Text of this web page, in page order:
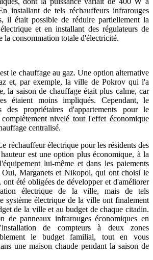
installant de tels réchauffeurs infrarouges
il était possible de réduire partiellement la
et en installant des régulateurs de
la consommation totale d'électricité.
le chauffage au gaz. Une option alternative
et, par exemple, la ville de Pokrov qui l'a
la saison de chauffage était plus calme, car
étaient moins impliqués. Cependant, le
des propriétaires d'appartements pour le
nivelé tout l'effet économique
centralisé.
réchauffeur électrique pour les résidents des
est une option plus économique, à la
lui-même et dans les paiements
Oui, Marganets et Nikopol, qui ont choisi le
ont été obligées de développer et d'améliorer
électrique de la ville, mais de tels
système électrique de la ville ont finalement
de la ville et au budget de chaque citadin.
de panneaux infrarouges économiques en
de compteurs à deux zones
le budget familial, tout en vous
une maison chaude pendant la saison de